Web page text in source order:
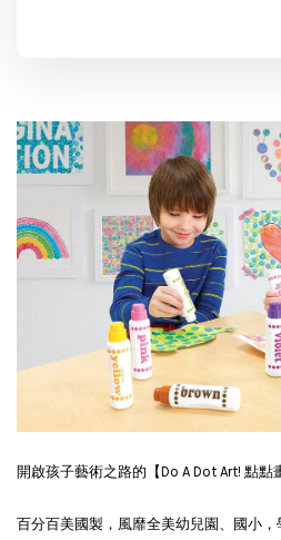
開啟孩子藝術之路的【Do A Dot Art! 點點
百分百美國製，風靡全美幼兒園、國小